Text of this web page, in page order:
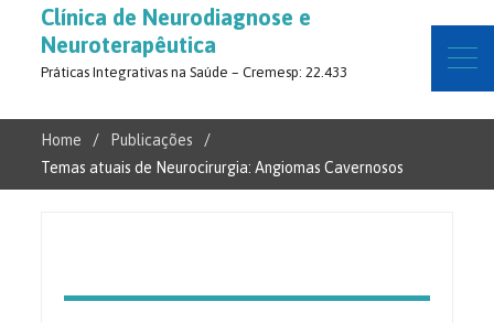
Clínica de Neurodiagnose e
Neuroterapêutica
Práticas Integrativas na Saúde – Cremesp: 22.433
Home
Publicações
Temas atuais de Neurocirurgia: Angiomas Cavernosos